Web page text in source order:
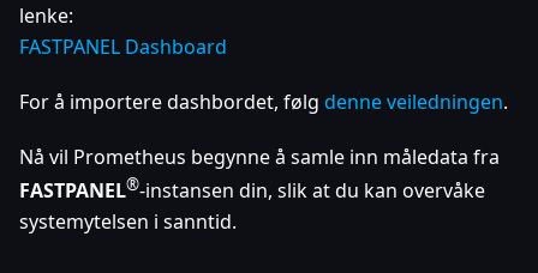
lenke:
FASTPANEL Dashboard
For å importere dashbordet, følg denne veiledningen.
Nå vil Prometheus begynne å samle inn måledata fra
FASTPANEL®-instansen din, slik at du kan overvåke
systemytelsen i sanntid.